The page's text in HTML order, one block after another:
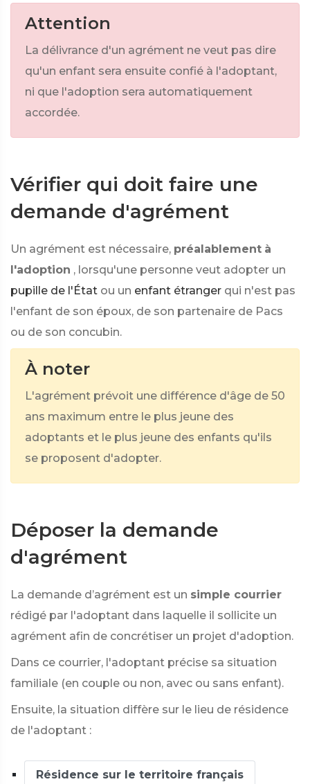
Attention
La délivrance d'un agrément ne veut pas dire
qu'un enfant sera ensuite confié à l'adoptant,
ni que l'adoption sera automatiquement
accordée.
Vérifier qui doit faire une
demande d'agrément
Un agrément est nécessaire, préalablement à
l'adoption , lorsqu'une personne veut adopter un
pupille de l'État ou un enfant étranger qui n'est pas
l'enfant de son époux, de son partenaire de Pacs
ou de son concubin.
À noter
L'agrément prévoit une différence d'âge de 50
ans maximum entre le plus jeune des
adoptants et le plus jeune des enfants qu'ils
se proposent d'adopter.
Déposer la demande
d'agrément
La demande d’agrément est un simple courrier
rédigé par l'adoptant dans laquelle il sollicite un
agrément afin de concrétiser un projet d'adoption.
Dans ce courrier, l'adoptant précise sa situation
familiale (en couple ou non, avec ou sans enfant).
Ensuite, la situation diffère sur le lieu de résidence
de l'adoptant :
Résidence sur le territoire français